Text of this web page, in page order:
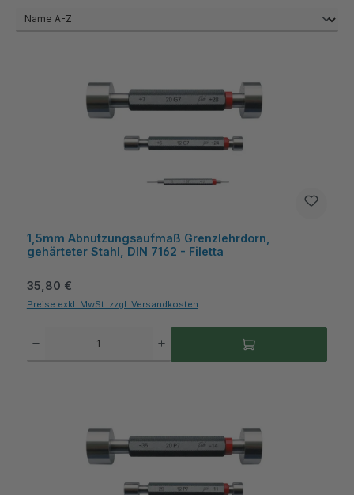
1,5mm Abnutzungsaufmaß Grenzlehrdorn,
gehärteter Stahl, DIN 7162 - Filetta
Regulärer Preis:
35,80 €
Preise exkl. MwSt. zzgl. Versandkosten